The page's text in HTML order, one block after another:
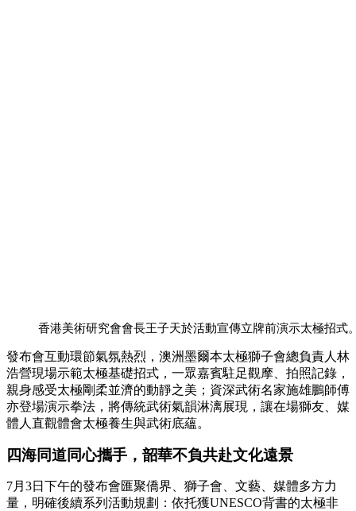
香港美術研究會會長王子天於活動宣傳立牌前演示太極招式
發布會互動環節氣氛熱烈，澳洲墨爾本太極獅子會總負責人林
浩營現場示範太極基礎招式，一眾嘉賓駐足觀摩、拍照記錄，
親身感受太極剛柔並濟的動靜之美；資深武術名家施雄鵬師傅
亦登場演示拳法，將傳統武術氣韻淋漓展現，讓在場獅友、媒
體人直觀體會太極養生與武術底蘊。
四海同道同心攜手，韶華不負共赴文化遠景
7月3日下午的發布會匯聚僑界、獅子會、文藝、媒體多方力
量，明確後續系列活動規劃：依托獲UNESCO背書的太極非